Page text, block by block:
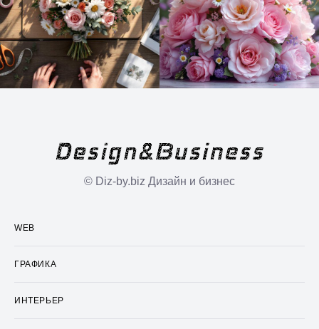
© Diz-by.biz Дизайн и бизнес
WEB
ГРАФИКА
ИНТЕРЬЕР